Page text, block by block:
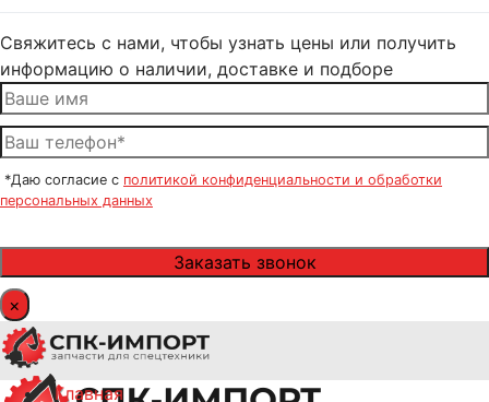
Свяжитесь с нами, чтобы узнать цены или получить
информацию о наличии, доставке и подборе
*Даю согласие с политикой конфиденциальности и обработки
персональных данных
×
Главная